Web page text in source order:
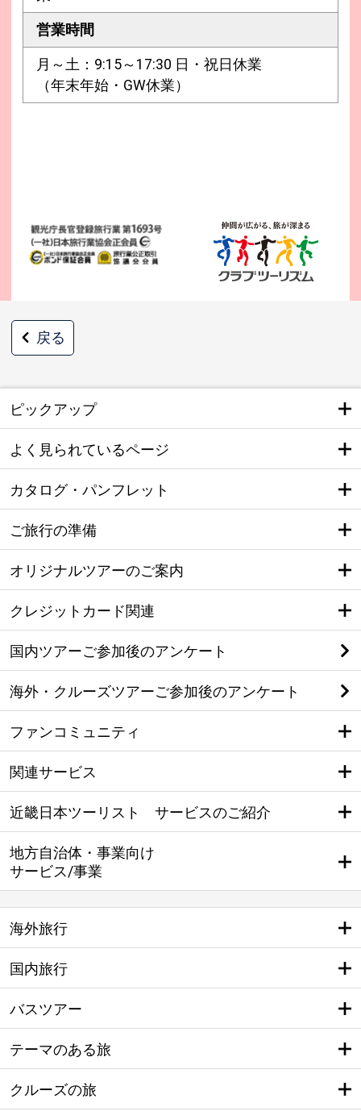
営業時間
月～土：9:15～17:30 日・祝日休業
（年末年始・GW休業）
戻る
ピックアップ
よく見られているページ
カタログ・パンフレット
ご旅行の準備
オリジナルツアーのご案内
クレジットカード関連
国内ツアーご参加後のアンケート
海外・クルーズツアーご参加後のアンケート
ファンコミュニティ
関連サービス
近畿日本ツーリスト サービスのご紹介
地方自治体・事業向け
サービス/事業
海外旅行
国内旅行
バスツアー
テーマのある旅
クルーズの旅